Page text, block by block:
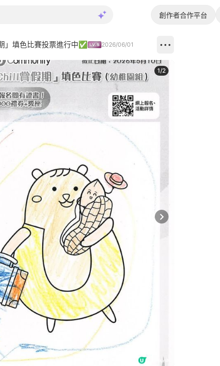
創作者合作平台
」填色比賽投票進行中✅ 2026/06/01
Next slide
1/2